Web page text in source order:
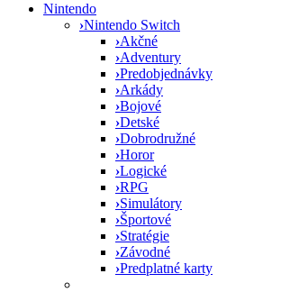
Nintendo
›Nintendo Switch
›Akčné
›Adventury
›Predobjednávky
›Arkády
›Bojové
›Detské
›Dobrodružné
›Horor
›Logické
›RPG
›Simulátory
›Športové
›Stratégie
›Závodné
›Predplatné karty